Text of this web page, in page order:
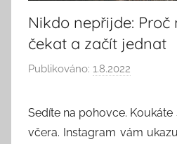
Nikdo nepřijde:
čekat a začít jednat
Publikováno: 1.8.2022
Sedíte na pohovce.
včera. Instagram vám